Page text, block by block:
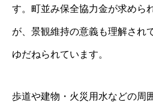
す。町並み保全協力金が求めら
が、景観維持の意義も理解され
ゆだねられています。
歩道や建物・火災用水などの周